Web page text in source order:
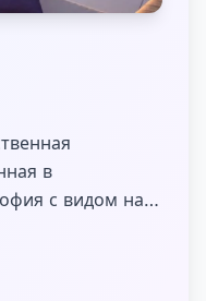
в
с видом на